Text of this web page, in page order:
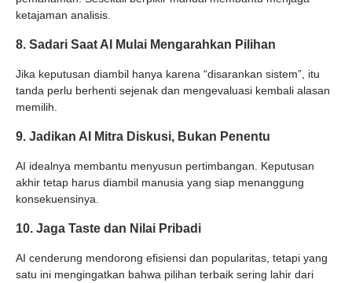
ketajaman analisis.
8. Sadari Saat AI Mulai Mengarahkan Pilihan
Jika keputusan diambil hanya karena “disarankan sistem”, itu
tanda perlu berhenti sejenak dan mengevaluasi kembali alasan
memilih.
9. Jadikan AI Mitra Diskusi, Bukan Penentu
AI idealnya membantu menyusun pertimbangan. Keputusan
akhir tetap harus diambil manusia yang siap menanggung
konsekuensinya.
10. Jaga Taste dan Nilai Pribadi
AI cenderung mendorong efisiensi dan popularitas, tetapi yang
satu ini mengingatkan bahwa pilihan terbaik sering lahir dari